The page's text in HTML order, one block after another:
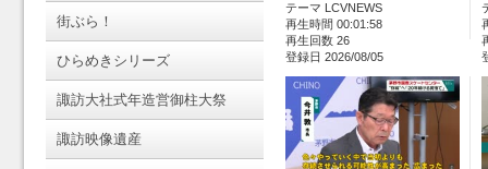
街ぶら！
ひらめきシリーズ
諏訪大社式年造営御柱大祭
諏訪映像遺産
テーマ LCVNEWS
再生時間 00:01:58
再生回数 26
登録日 2026/08/05